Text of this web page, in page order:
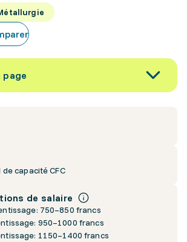
page
capacité CFC
de salaire
750–850 francs
950–1000 francs
1150–1400 francs